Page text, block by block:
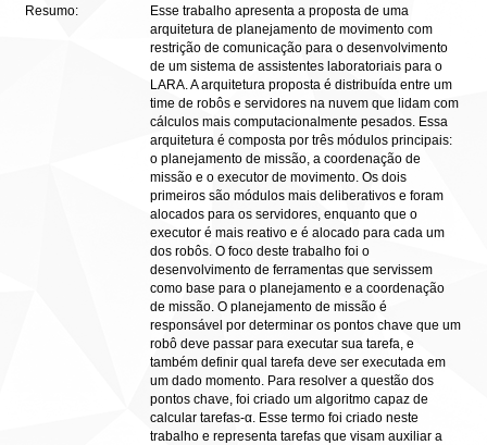
Resumo:
Esse trabalho apresenta a proposta de uma
arquitetura de planejamento de movimento com
restrição de comunicação para o desenvolvimento
de um sistema de assistentes laboratoriais para o
LARA. A arquitetura proposta é distribuída entre um
time de robôs e servidores na nuvem que lidam com
cálculos mais computacionalmente pesados. Essa
arquitetura é composta por três módulos principais:
o planejamento de missão, a coordenação de
missão e o executor de movimento. Os dois
primeiros são módulos mais deliberativos e foram
alocados para os servidores, enquanto que o
executor é mais reativo e é alocado para cada um
dos robôs. O foco deste trabalho foi o
desenvolvimento de ferramentas que servissem
como base para o planejamento e a coordenação
de missão. O planejamento de missão é
responsável por determinar os pontos chave que um
robô deve passar para executar sua tarefa, e
também definir qual tarefa deve ser executada em
um dado momento. Para resolver a questão dos
pontos chave, foi criado um algoritmo capaz de
calcular tarefas-α. Esse termo foi criado neste
trabalho e representa tarefas que visam auxiliar a